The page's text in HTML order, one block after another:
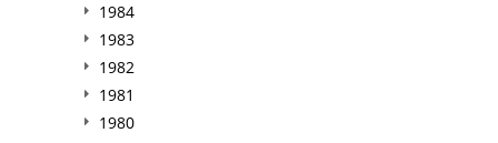
1984
1983
1982
1981
1980